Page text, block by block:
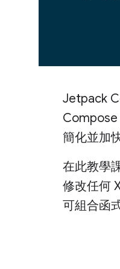
Jetpack
Compose
簡化並加
在此教學
修改任何
可組合函